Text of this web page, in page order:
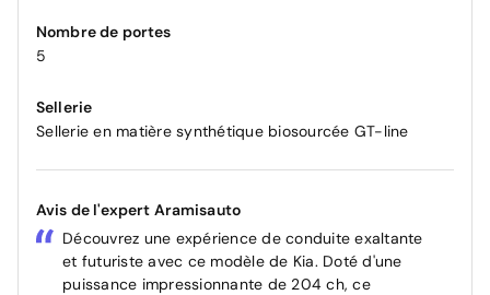
Nombre de portes
5
Sellerie
Sellerie en matière synthétique biosourcée GT-line
Avis de l'expert Aramisauto
Découvrez une expérience de conduite exaltante
et futuriste avec ce modèle de Kia. Doté d'une
puissance impressionnante de 204 ch, ce